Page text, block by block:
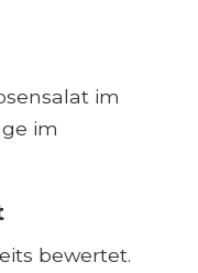
im
im
bewertet.